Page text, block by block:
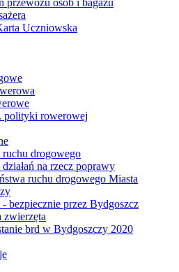
Uczniowska
polityki rowerowej
drogowego
działań na rzecz poprawy
ruchu drogowego Miasta
bezpiecznie przez Bydgoszcz
zwierzęta
brd w Bydgoszczy 2020